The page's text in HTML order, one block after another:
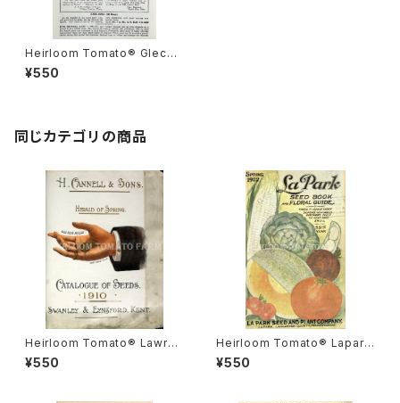
Heirloom Tomato® Gleckl
ers Seedmen's Stenner's
Exhibition エアルーム・トマト・
¥550
同じカテゴリの商品
Heirloom Tomato® Lawren
son's N°3 エアルーム・トマト・
ローレンソンズ・N°3
¥550
Heirloom Tomato® Lapark
Dwarf Red Monster エアル
ーム・トマト・ラパーク・ドワーフ・
¥550